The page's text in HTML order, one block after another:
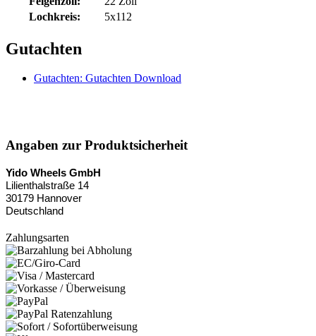
Lochkreis:
5x112
Gutachten
Gutachten: Gutachten Download
Angaben zur Produktsicherheit
Yido Wheels GmbH
Lilienthalstraße 14
30179 Hannover
Deutschland
Zahlungsarten